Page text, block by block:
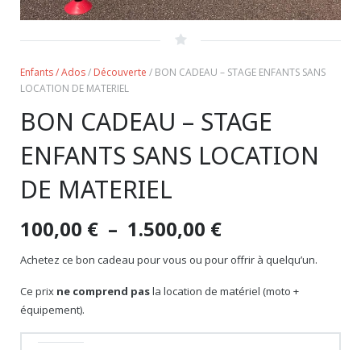
Enfants / Ados/ Découverte / BON CADEAU – STAGE ENFANTS SANS
LOCATION DE MATERIEL
BON CADEAU – STAGE
ENFANTS SANS LOCATION
DE MATERIEL
100,00 € – 1.500,00 €Plage
prix :
100,00 €
à
Achetez ce bon cadeau pour vous ou pour offrir à quelqu’un.
Ce prix ne comprend pasla location de matériel (moto +
équipement).